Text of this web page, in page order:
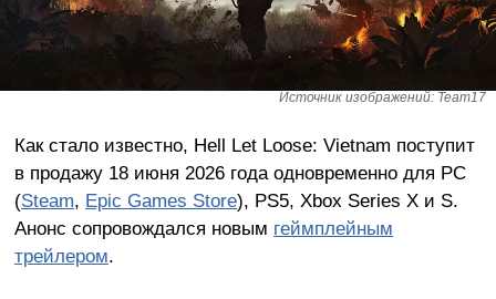
Источник изображений: Team17
Как стало известно, Hell Let Loose: Vietnam поступит
в продажу 18 июня 2026 года одновременно для PC
(Steam, Epic Games Store), PS5, Xbox Series X и S.
Анонс сопровождался новым геймплейным
трейлером.